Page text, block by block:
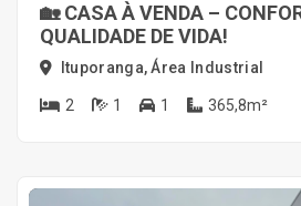
🏡 CASA À VENDA –
QUALIDADE DE VIDA!
Ituporanga, Área Industrial
2 1 1 365,8m²